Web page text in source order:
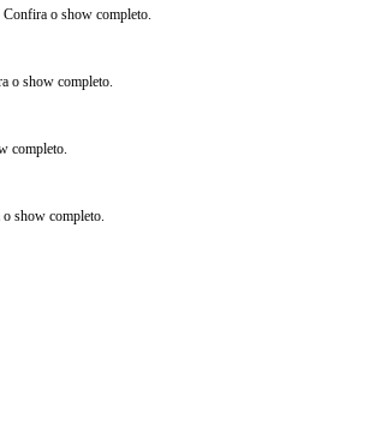
o show completo.
o show completo.
completo.
show completo.